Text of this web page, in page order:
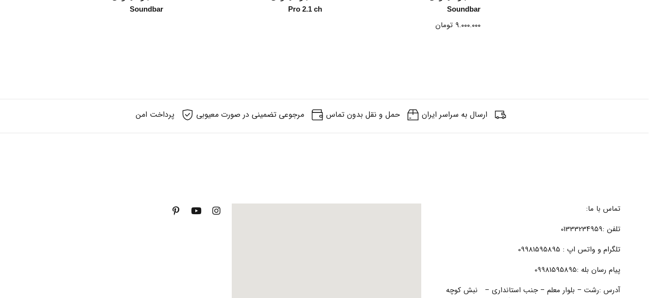
Soundbar
۹.۰۰۰.۰۰۰ تومان
Pro 2.1 ch
Soundbar
ارسال به سراسر ایران حمل و نقل بدون تماس مرجوعی تضمینی در صورت معیوبی پرداخت امن
تماس با ما:
تلفن :01333234959
تلگرام و واتس اپ : 09981595895
پیام رسان بله :09981595895
آدرس :رشت – بلوار معلم – جنب استانداری – نبش کوچه